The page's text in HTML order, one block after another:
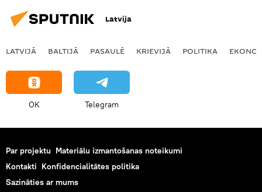
Latvija
LATVIJĀ BALTIJĀ PASAULĒ KRIEVIJĀ POLITIKA
OK Telegram
Par projektu Materiālu izmantošanas noteikumi
Kontakti Konfidencialitātes politika
Sazināties ar mums